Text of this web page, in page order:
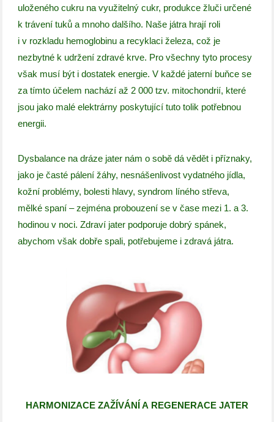
uloženého cukru na využitelný cukr, produkce žluči určené
k trávení tuků a mnoho dalšího. Naše játra hrají roli
i v rozkladu hemoglobinu a recyklaci železa, což je
nezbytné k udržení zdravé krve. Pro všechny tyto procesy
však musí být i dostatek energie. V každé jaterní buňce se
za tímto účelem nachází až 2 000 tzv. mitochondrií, které
jsou jako malé elektrárny poskytující tuto tolik potřebnou
energii.
Dysbalance na dráze jater nám o sobě dá vědět i příznaky,
jako je časté pálení žáhy, nesnášenlivost vydatného jídla,
kožní problémy, bolesti hlavy, syndrom líného střeva,
mělké spaní – zejména probouzení se v čase mezi 1. a 3.
hodinou v noci. Zdraví jater podporuje dobrý spánek,
abychom však dobře spali, potřebujeme i zdravá játra.
HARMONIZACE ZAŽÍVÁNÍ A REGENERACE JATER